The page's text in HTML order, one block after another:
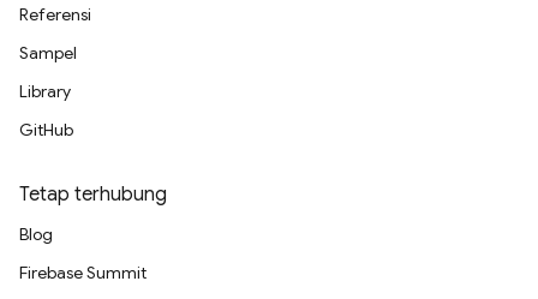
Referensi
Sampel
Library
GitHub
Tetap terhubung
Blog
Firebase Summit